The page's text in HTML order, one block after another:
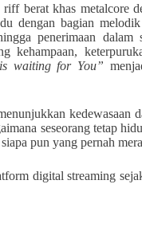
berat khas metalcore
dengan bagian
penerimaan
kehampaan,
waiting for You”
kedewasaan
seseorang tetap
pun yang pernah
digital streaming